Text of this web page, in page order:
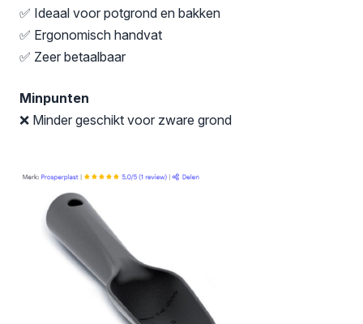
✅ Ideaal voor potgrond en bakken
✅ Ergonomisch handvat
✅ Zeer betaalbaar
Minpunten
❌ Minder geschikt voor zware grond